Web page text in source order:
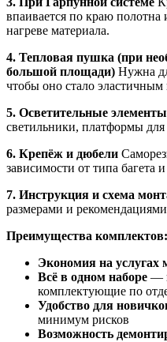
впаивается по краю полотна
нагреве материала.
4. Тепловая пушка (при
большой площади) Нужна
чтобы оно стало эластичным
5. Осветительные
светильники, платформы
6. Крепёж и дюбели
зависимости от типа багета
7. Инструкция и схема
размерами и
Преимущества комплектов:
Экономия на услугах
Всё в одном наборе —
комплектующие по
Удобство для
минимум рисков
Возможность